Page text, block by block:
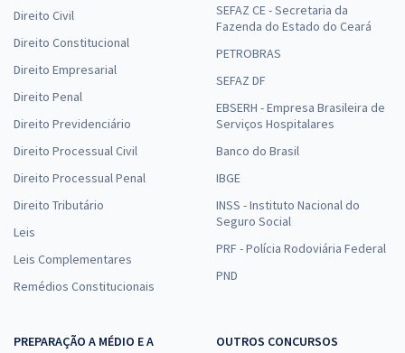
Direito Civil
Direito Constitucional
Direito Empresarial
Direito Penal
Direito Previdenciário
Direito Processual Civil
Direito Processual Penal
Direito Tributário
Leis
Leis Complementares
Remédios Constitucionais
SEFAZ CE - Secretaria da
Fazenda do Estado do Ceará
PETROBRAS
SEFAZ DF
EBSERH - Empresa Brasileira de
Serviços Hospitalares
Banco do Brasil
IBGE
INSS - Instituto Nacional do
Seguro Social
PRF - Polícia Rodoviária Federal
PND
PREPARAÇÃO A MÉDIO E A
OUTROS CONCURSOS